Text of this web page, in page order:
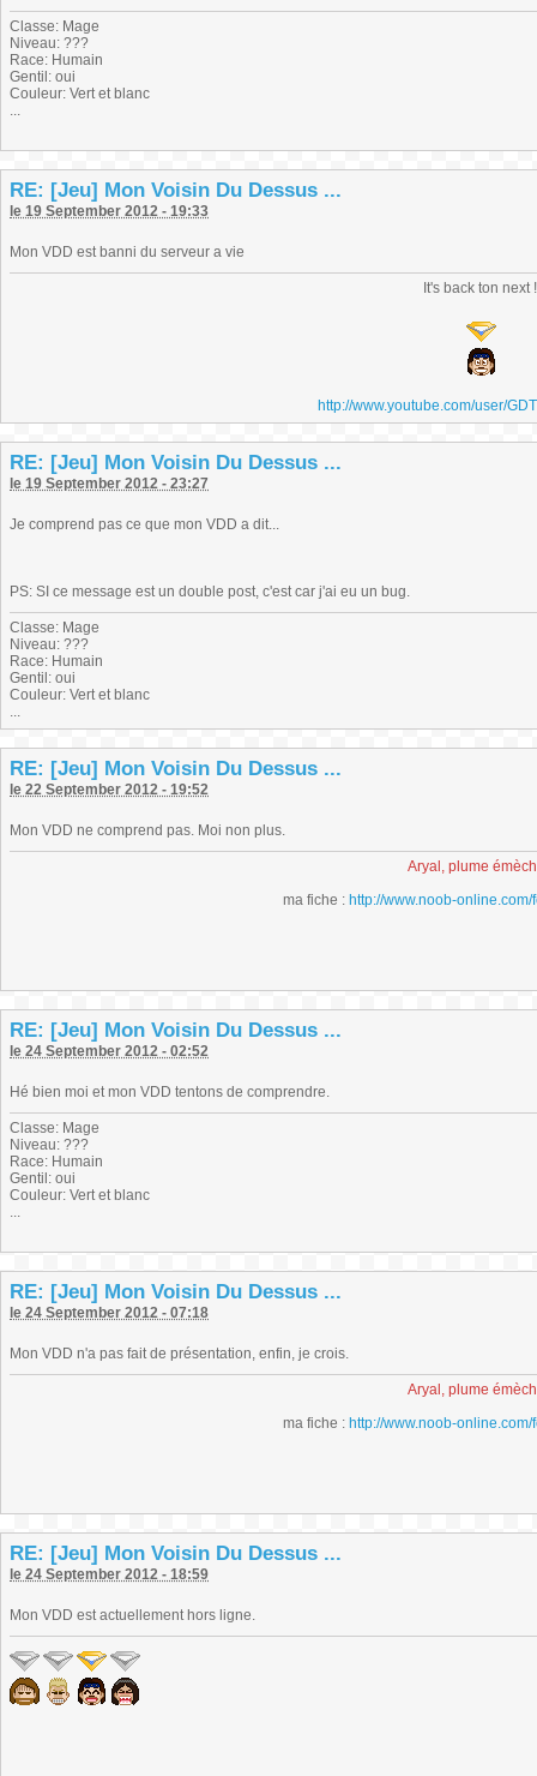
Classe: Mage
Niveau: ???
Race: Humain
Gentil: oui
Couleur: Vert et blanc
...
RE: [Jeu] Mon Voisin Du Dessus ...
le 19 September 2012 - 19:33
Mon VDD est banni du serveur a vie
It's back ton next !
http://www.youtube.com/user/
RE: [Jeu] Mon Voisin Du Dessus ...
le 19 September 2012 - 23:27
Je comprend pas ce que mon VDD a dit...
PS: SI ce message est un double post, c'est car j'ai eu un bug.
Classe: Mage
Niveau: ???
Race: Humain
Gentil: oui
Couleur: Vert et blanc
...
RE: [Jeu] Mon Voisin Du Dessus ...
le 22 September 2012 - 19:52
Mon VDD ne comprend pas. Moi non plus.
Aryal, plume
ma fiche : http://www.noob-
RE: [Jeu] Mon Voisin Du Dessus ...
le 24 September 2012 - 02:52
Hé bien moi et mon VDD tentons de comprendre.
Classe: Mage
Niveau: ???
Race: Humain
Gentil: oui
Couleur: Vert et blanc
...
RE: [Jeu] Mon Voisin Du Dessus ...
le 24 September 2012 - 07:18
Mon VDD n'a pas fait de présentation, enfin, je crois.
Aryal, plume
ma fiche : http://www.noob-
RE: [Jeu] Mon Voisin Du Dessus ...
le 24 September 2012 - 18:59
Mon VDD est actuellement hors ligne.